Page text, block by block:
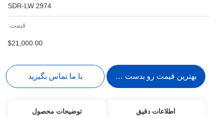
SDR-LW 2974
قیمت:
$21,000.00
بهترین قیمت رو بدست بیار با ما تماس بگیرید
اطلاعات دقیق توضیحات محصول